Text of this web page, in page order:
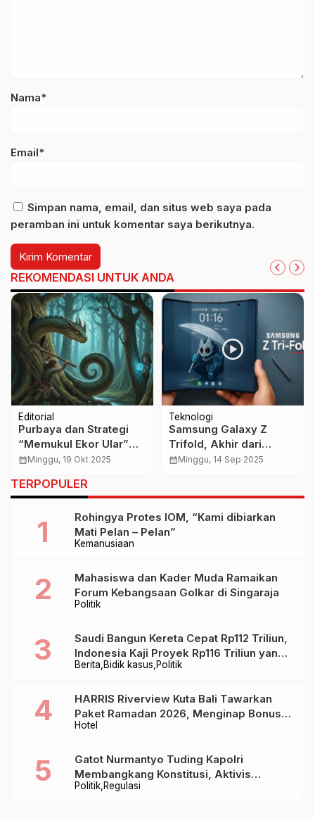
Nama*
Email*
Simpan nama, email, dan situs web saya pada
peramban ini untuk komentar saya berikutnya.
REKOMENDASI UNTUK ANDA
Editorial
Purbaya dan Strategi
“Memukul Ekor Ular”
Langkah Canggih Politik
calendar_monthMinggu, 19 Okt 2025
Teknologi
Samsung Galaxy Z
Trifold, Akhir dari
Tablet?
calendar_monthMinggu, 14 Sep 2025
TERPOPULER
Kemanusiaan
Rohingya Protes IOM, “Kami dibiarkan
Mati Pelan – Pelan”
Politik
Mahasiswa dan Kader Muda Ramaikan
Forum Kebangsaan Golkar di Singaraja
Berita Bidik kasus Politik
Saudi Bangun Kereta Cepat Rp112 Triliun,
Indonesia Kaji Proyek Rp116 Triliun yang
Baru Sampai Bandung
Hotel
HARRIS Riverview Kuta Bali Tawarkan
Paket Ramadan 2026, Menginap Bonus
Takjil hingga Bukber Mulai Rp88.888
Politik Regulasi
Gatot Nurmantyo Tuding Kapolri
Membangkang Konstitusi, Aktivis
Tegaskan Polri Tak Punya Sejarah